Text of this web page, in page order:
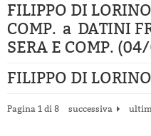
FILIPPO DI
COMP. a DATINI
SERA E COMP.
FILIPPO DI
Pagina 1 di 8 successiva